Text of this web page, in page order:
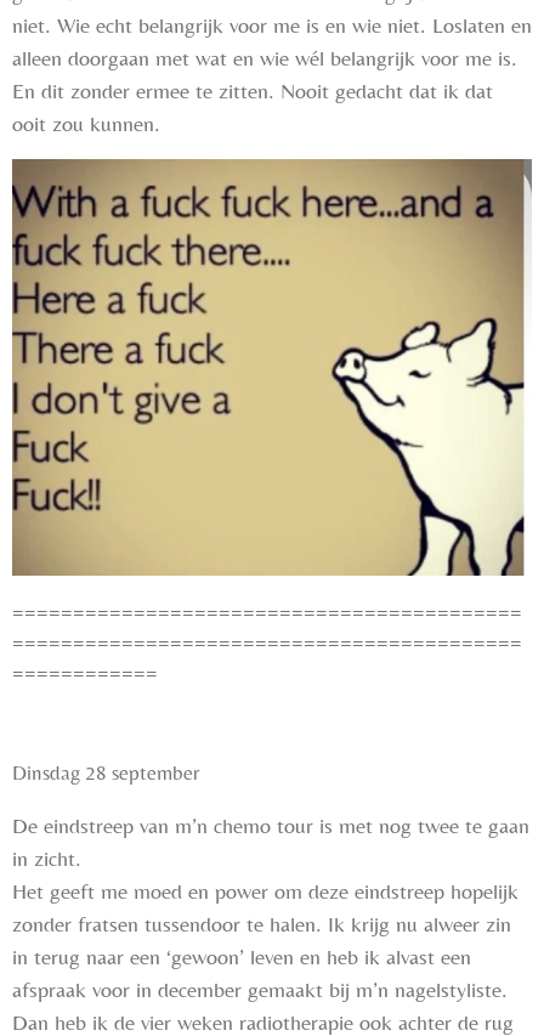
niet. Wie echt belangrijk voor me is en wie niet. Loslaten en
alleen doorgaan met wat en wie wél belangrijk voor me is.
En dit zonder ermee te zitten. Nooit gedacht dat ik dat
ooit zou kunnen.
==========================================
==========================================
============
Dinsdag 28 september
De eindstreep van m’n chemo tour is met nog twee te gaan
in zicht.
Het geeft me moed en power om deze eindstreep hopelijk
zonder fratsen tussendoor te halen. Ik krijg nu alweer zin
in terug naar een ‘gewoon’ leven en heb ik alvast een
afspraak voor in december gemaakt bij m’n nagelstyliste.
Dan heb ik de vier weken radiotherapie ook achter de rug